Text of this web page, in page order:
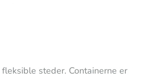
steder. Containerne er